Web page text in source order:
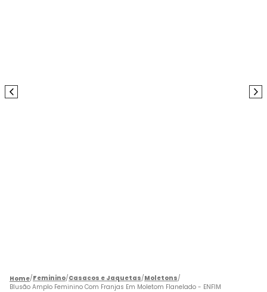
Feminino Casacos e Jaquetas Moletons
Blusão Amplo Feminino Com Franjas Em Moletom Flanelado - ENFIM